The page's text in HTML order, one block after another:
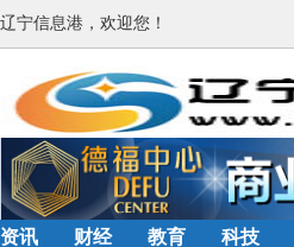
辽宁信息港，欢迎您！
资讯 财经 教育 科技